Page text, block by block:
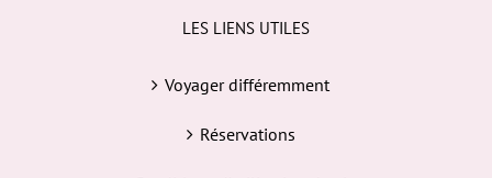
LES LIENS UTILES
Voyager différemment
Réservations